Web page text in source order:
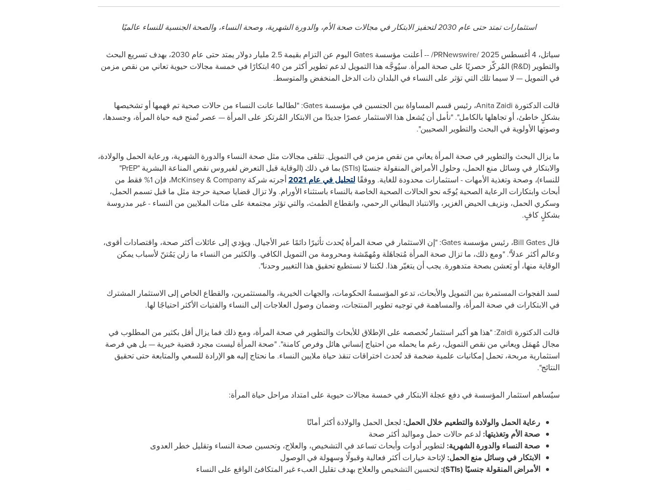
استثمارات تمتد حتى عام 2030 لتحفيز الابتكار في مجالات صحة الأم، والدورة الشهرية، وصحة النساء، والصحة الجنسية للنساء عالميًا
سياتل، 4 أغسطس 2025 / PRNewswire/ -- أعلنت مؤسسةGates
اليوم عن التزام بقيمة 2.5 مليار دولار يمتد حتى عام 2030، بهدف تسريع البحث
والتطوير (R&D
) المُركّز حصريًا على صحة المرأة. سيُوجَّه هذا التمويل لدعم تطوير أكثر من 40 ابتكارًا في خمسة مجالات حيوية تعاني من نقص مزمن
في التمويل — لا سيما تلك التي تؤثر على النساء في البلدان ذات الدخل المنخفض والمتوسط.
قالت الدكتورة Anita Zaidi، رئيس قسم المساواة بين الجنسين في مؤسسةGates: "لطالما عانت النساء من حالات صحية تم فهمها أو تشخيصها
بشكلٍ خاطئ، أو تجاهلها بالكامل". "نأمل أن يُشعل هذا الاستثمار عصرًا جديدًا من الابتكار المُرتكز على المرأة — عصر تُمنح فيه حياة المرأة، وجسدها،
وصوتها الأولوية في البحث والتطوير الصحيين".
ما يزال البحث والتطوير في صحة المرأة يعاني من نقص مزمن في التمويل. تتلقى مجالات مثل صحة النساء والدورة الشهرية، ورعاية الحمل والولادة،
والابتكار في وسائل منع الحمل، وحلول الأمراض المنقولة جنسيًا(STIs) بما في ذلك (الوقاية قبل التعرض لفيروس نقص المناعة البشرية "PrEP
"
للنساء)، وصحة وتغذية الأمهات - استثمارات محدودة للغاية. ووفقًا لتحليل في عام 2021 أجرته شركةMcKinsey & Company
، فإن 1% فقط من
أبحاث وابتكارات الرعاية الصحية يُوجّه نحو الحالات الصحية الخاصة بالنساء باستثناء الأورام. ولا تزال قضايا صحية حرجة مثل ما قبل تسمم الحمل،
وسكري الحمل، ونزيف الحيض الغزير، والانتباذ البطاني الرحمي، وانقطاع الطمث، والتي تؤثر مجتمعة على مئات الملايين من النساء - غير مدروسة
بشكلٍ كافٍ.
قالBill Gates، رئيس مؤسسةGates: "إن الاستثمار في صحة المرأة يُحدث تأثيرًا دائمًا عبر الأجيال. ويؤدي إلى عائلات أكثر صحة، واقتصادات أقوى،
وعالم أكثر عدلاً". "ومع ذلك، ما تزال صحة المرأة مُتجاهَلة ومُهمّشة ومحرومة من التمويل الكافي. والكثير من النساء ما زلن يَمُتنّ لأسباب يمكن
الوقاية منها، أو يَعشن بصحة متدهورة. يجب أن يتغيّر هذا. لكننا لا نستطيع تحقيق هذا التغيير وحدنا".
لسد الفجوات المستمرة بين التمويل والأبحاث، تدعو المؤسسةُ الحكومات، والجهات الخيرية، والمستثمرين، والقطاع الخاص إلى الاستثمار المشترك
في الابتكارات في صحة المرأة، والمساهمة في توجيه تطوير المنتجات، وضمان وصول العلاجات إلى النساء والفتيات الأكثر احتياجًا لها.
قالت الدكتورة Zaidi: "هذا هو أكبر استثمار نُخصصه على الإطلاق للأبحاث والتطوير في صحة المرأة، ومع ذلك فما يزال أقل بكثير من المطلوب في
مجال مُهمَل ويعاني من نقص التمويل، رغم ما يحمله من احتياج إنساني هائل وفرص كامنة". "صحة المرأة ليست مجرد قضية خيرية — بل هي فرصة
استثمارية مربحة، تحمل إمكانيات علمية ضخمة قد تُحدث اختراقات تنقذ حياة ملايين النساء. ما نحتاج إليه هو الإرادة للسعي والمتابعة حتى تحقيق
النتائج".
سيُساهم استثمار المؤسسة في دفع عجلة الابتكار في خمسة مجالات حيوية على امتداد مراحل حياة المرأة:
رعاية الحمل والولادة والتطعيم خلال الحمل: لجعل الحمل والولادة أكثر أمانًا
صحة الأم وتغذيتها: لدعم حالات حمل ومواليد أكثر صحة
صحة النساء والدورة الشهرية: لتطوير أدوات وأبحاث تساعد في التشخيص، والعلاج، وتحسين صحة النساء وتقليل خطر العدوى
الابتكار في وسائل منع الحمل: لإتاحة خيارات أكثر فعالية وقبولًا وسهولة في الوصول
الأمراض المنقولة جنسيًا (STIs
): لتحسين التشخيص والعلاج بهدف تقليل العبء غير المتكافئ الواقع على النساء